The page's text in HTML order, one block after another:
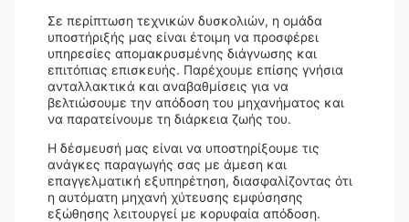
Σε περίπτωση τεχνικών δυσκολιών, η ομάδα
υποστήριξής μας είναι έτοιμη να προσφέρει
υπηρεσίες απομακρυσμένης διάγνωσης και
επιτόπιας επισκευής. Παρέχουμε επίσης γνήσια
ανταλλακτικά και αναβαθμίσεις για να
βελτιώσουμε την απόδοση του μηχανήματος και
να παρατείνουμε τη διάρκεια ζωής του.
Η δέσμευσή μας είναι να υποστηρίξουμε τις
ανάγκες παραγωγής σας με άμεση και
επαγγελματική εξυπηρέτηση, διασφαλίζοντας ότι
η αυτόματη μηχανή χύτευσης εμφύσησης
εξώθησης λειτουργεί με κορυφαία απόδοση.